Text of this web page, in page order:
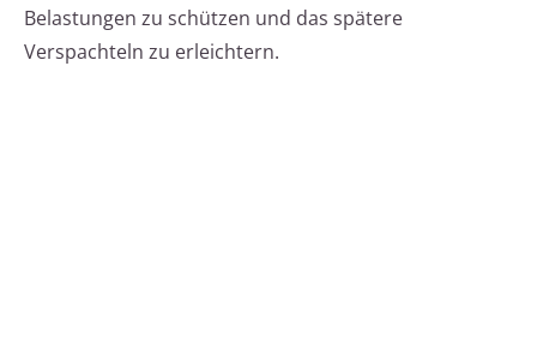
Belastungen zu schützen und das spätere
Verspachteln zu erleichtern.